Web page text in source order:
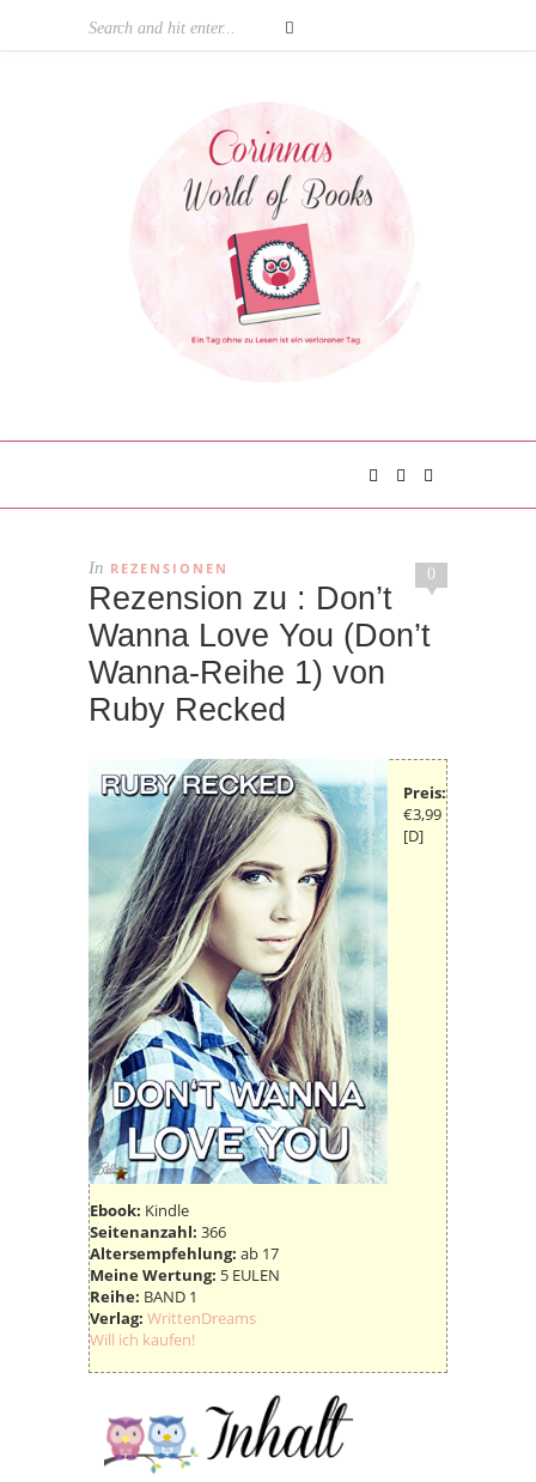
0
In REZENSIONEN
Rezension zu : Don’t
Wanna Love You (Don’t
Wanna-Reihe 1) von
Ruby Recked
Preis:
€3,99
[D]
Ebook: Kindle
Seitenanzahl: 366
Altersempfehlung: ab 17
Meine Wertung: 5 EULEN
Reihe: BAND 1
Verlag: WrittenDreams
Will ich kaufen!